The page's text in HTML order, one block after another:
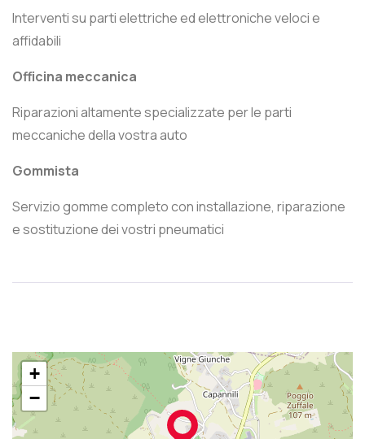
Interventi su parti elettriche ed elettroniche veloci e
affidabili
Officina meccanica
Riparazioni altamente specializzate per le parti
meccaniche della vostra auto
Gommista
Servizio gomme completo con installazione, riparazione
e sostituzione dei vostri pneumatici
+
−